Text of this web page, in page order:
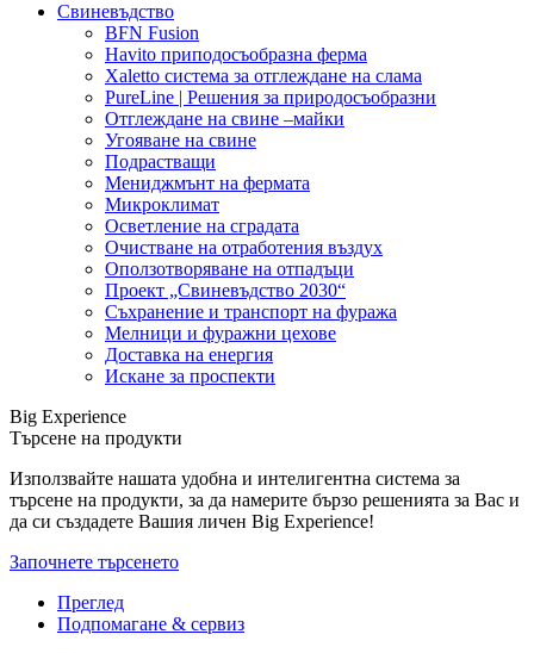
Свиневъдство
BFN Fusion
Havito приподосъобразна ферма
Xaletto система за отглеждане на слама
PureLine | Решения за природосъобразни
Отглеждане на свине –майки
Угояване на свине
Подрастващи
Мениджмънт на фермата
Микроклимат
Осветление на сградата
Очистване на отработения въздух
Оползотворяване на отпадъци
Проект „Свиневъдство 2030“
Съхранение и транспорт на фуража
Мелници и фуражни цехове
Доставка на енергия
Искане за проспекти
Big Experience
Търсене на продукти
Използвайте нашата удобна и интелигентна система за
търсене на продукти, за да намерите бързо решенията за Вас и
да си създадете Вашия личен Big Experience!
Започнете търсенето
Преглед
Подпомагане & сервиз